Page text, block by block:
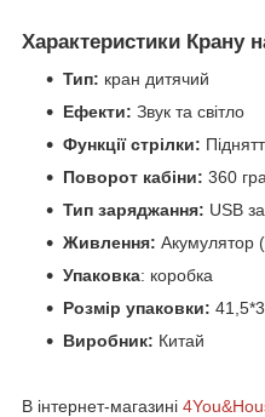
Характеристики Крану
Тип: кран дитячий
Ефекти: Звук та світло
Функції стрілки:
Поворот кабіни: 360
Тип заряджання: USB
Живлення: Акумулятор
Упаковка: коробка
Розмір упаковки:
Виробник: Китай
В інтернет-магазині